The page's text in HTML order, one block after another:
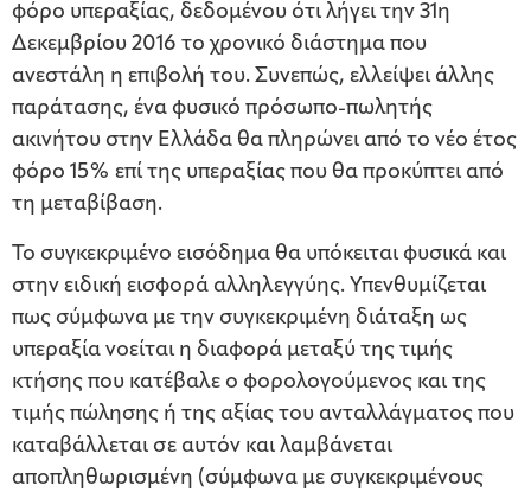
φόρο υπεραξίας, δεδομένου ότι λήγει την 31η
Δεκεμβρίου 2016 το χρονικό διάστημα που
ανεστάλη η επιβολή του. Συνεπώς, ελλείψει άλλης
παράτασης, ένα φυσικό πρόσωπο-πωλητής
ακινήτου στην Ελλάδα θα πληρώνει από το νέο έτος
φόρο 15% επί της υπεραξίας που θα προκύπτει από
τη μεταβίβαση.
Το συγκεκριμένο εισόδημα θα υπόκειται φυσικά και
στην ειδική εισφορά αλληλεγγύης. Υπενθυμίζεται
πως σύμφωνα με την συγκεκριμένη διάταξη ως
υπεραξία νοείται η διαφορά μεταξύ της τιμής
κτήσης που κατέβαλε ο φορολογούμενος και της
τιμής πώλησης ή της αξίας του ανταλλάγματος που
καταβάλλεται σε αυτόν και λαμβάνεται
αποπληθωρισμένη (σύμφωνα με συγκεκριμένους